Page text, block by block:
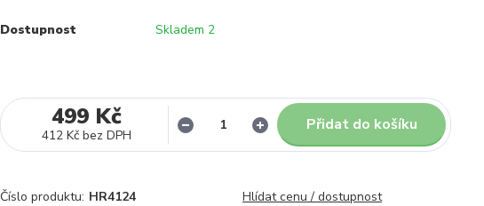
Dostupnost Skladem 2
499 Kč
412 Kč bez DPH
Přidat do košíku
Číslo produktu: HR4124 Hlídat cenu / dostupnost